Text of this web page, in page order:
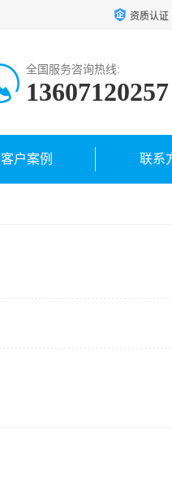
资质认证
全国服务咨询热线:
13607120257
客户案例 联系